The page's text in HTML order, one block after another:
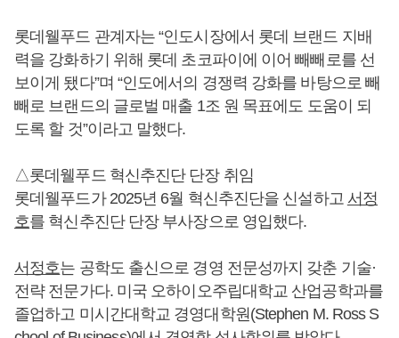
롯데웰푸드 관계자는 “인도시장에서 롯데 브랜드 지배
력을 강화하기 위해 롯데 초코파이에 이어 빼빼로를 선
보이게 됐다”며 “인도에서의 경쟁력 강화를 바탕으로 빼
빼로 브랜드의 글로벌 매출 1조 원 목표에도 도움이 되
도록 할 것”이라고 말했다.
△롯데웰푸드 혁신추진단 단장 취임
롯데웰푸드가 2025년 6월 혁신추진단을 신설하고 서정
호를 혁신추진단 단장 부사장으로 영입했다.
서정호는 공학도 출신으로 경영 전문성까지 갖춘 기술·
전략 전문가다. 미국 오하이오주립대학교 산업공학과를
졸업하고 미시간대학교 경영대학원(Stephen M. Ross S